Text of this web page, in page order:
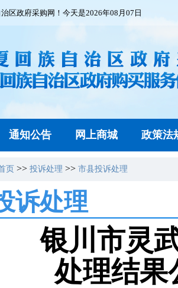
区政府采购网！今天是2026年08月07日
通知公告 网上商城 政策法
页 >> 投诉处理 >> 市县投诉处理
诉处理
银川市灵
处理结果